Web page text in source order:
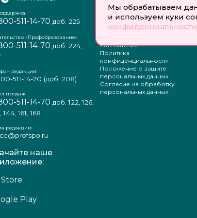
Мы обрабатываем
и используем куки
конфиденциальности
511-14-70 доб. 225
«Профобразование»
511-14-70 доб. 224,
редакции:
511-14-70 (доб. 208)
продаж
511-14-70 доб. 122, 126,
144, 161, 168
редакции:
наше
Play
Отзыв согласия на
обработку персональных
данных
соглашение
Политика
конфиденциальности
Положение о защите
персональных данных
Согласие на обработку
персональных данных